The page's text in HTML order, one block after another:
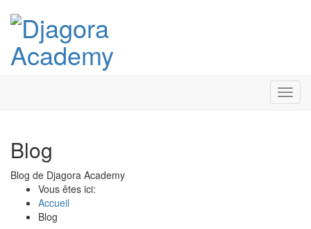
Blog
Blog de Djagora Academy
Vous êtes ici:
Accueil
Blog